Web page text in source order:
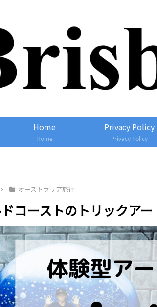
Home
Home
Privacy Policy
Privacy Policy
オーストラリア旅行
コーストのトリックアー